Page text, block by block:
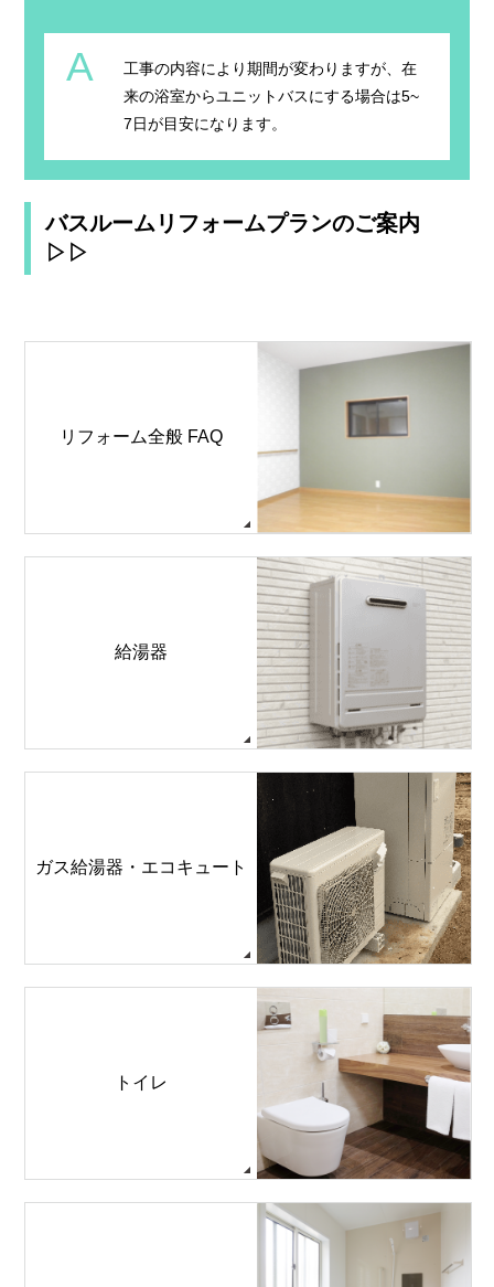
A
工事の内容により期間が変わりますが、在
来の浴室からユニットバスにする場合は5~
7日が目安になります。
バスルームリフォームプランのご案内
▷▷
リフォーム全般 FAQ
給湯器
ガス給湯器・エコキュート
トイレ